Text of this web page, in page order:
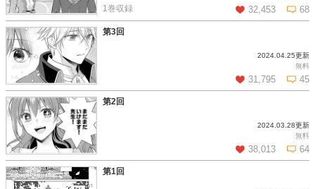
32,453 68
1巻収録
この話を読む コメントを見る
第3回
2024.04.25更新
無料
31,795 45
この話を読む コメントを見る
第2回
2024.03.28更新
無料
38,013 64
第1回